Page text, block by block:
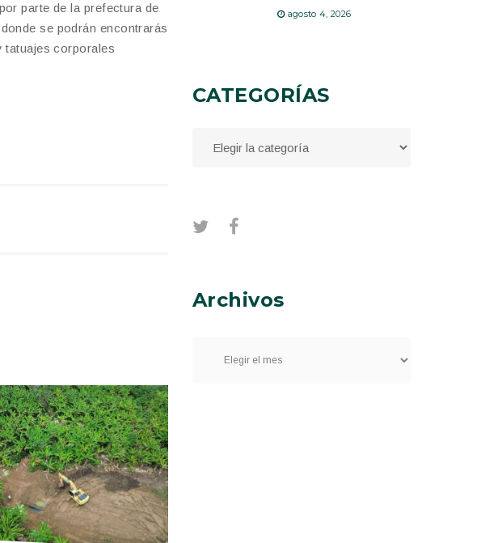
parte de la prefectura de
se podrán encontrarás
tatuajes corporales
agosto 4, 2026
CATEGORÍAS
Archivos